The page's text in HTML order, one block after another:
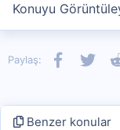
Konuyu
Paylaş: Facebook
Benzer konular